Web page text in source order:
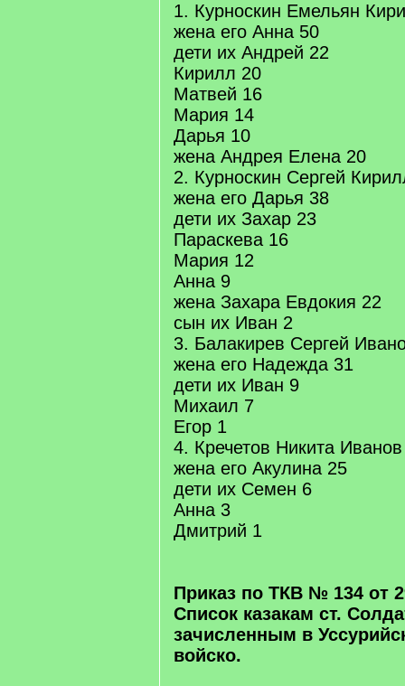
1. Курноскин Емельян
жена его Анна 50
дети их Андрей 22
Кирилл 20
Матвей 16
Мария 14
Дарья 10
жена Андрея Елена 20
2. Курноскин Сергей
жена его Дарья 38
дети их Захар 23
Параскева 16
Мария 12
Анна 9
жена Захара Евдокия 22
сын их Иван 2
3. Балакирев Сергей
жена его Надежда 31
дети их Иван 9
Михаил 7
Егор 1
4. Кречетов Никита
жена его Акулина 25
дети их Семен 6
Анна 3
Дмитрий 1
Приказ по ТКВ № 134 от
Список казакам ст.
зачисленным в
войско.